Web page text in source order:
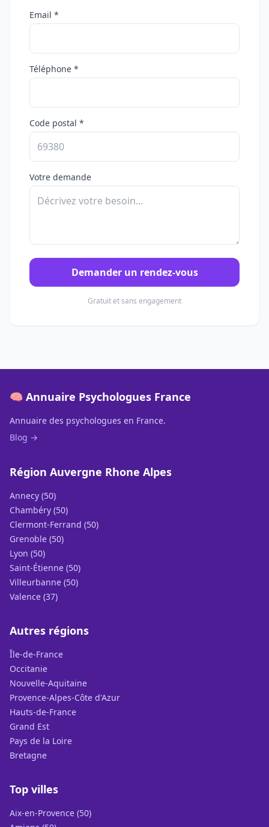
Email *
Téléphone *
Code postal *
Votre demande
Demander un rendez-vous
Gratuit et sans engagement
🧠 Annuaire Psychologues France
Annuaire des psychologues en France.
Blog →
Région Auvergne Rhone Alpes
Annecy (50)
Chambéry (50)
Clermont-Ferrand (50)
Grenoble (50)
Lyon (50)
Saint-Étienne (50)
Villeurbanne (50)
Valence (37)
Autres régions
Île-de-France
Occitanie
Nouvelle-Aquitaine
Provence-Alpes-Côte d'Azur
Hauts-de-France
Grand Est
Pays de la Loire
Bretagne
Top villes
Aix-en-Provence (50)